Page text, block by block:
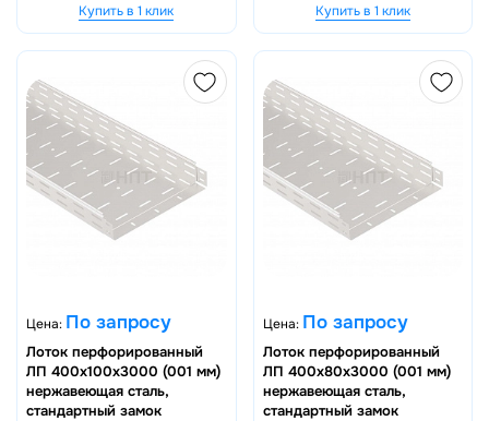
Купить в 1 клик Купить в 1 клик
Цена: По запросу
Лоток перфорированный
ЛП 400х100х3000 (001 мм)
нержавеющая сталь,
стандартный замок
Цена: По запросу
Лоток перфорированный
ЛП 400х80х3000 (001 мм)
нержавеющая сталь,
стандартный замок